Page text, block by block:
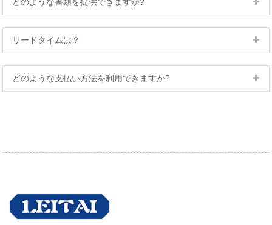
リードタイムは？
どのような支払い方法を利用できますか?